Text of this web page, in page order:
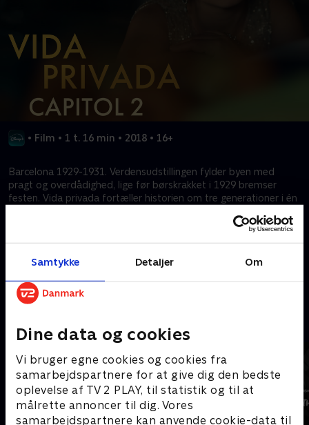
Samtykke Detaljer Om
Dine data og cookies
Vi bruger egne cookies og cookies fra
samarbejdspartnere for at give dig den bedste
oplevelse af TV 2 PLAY, til statistik og til at
målrette annoncer til dig. Vores
samarbejdspartnere kan anvende cookie-data til
• Film • 1 t. 16 min • 2018 • 16+
Barcelona 1929-1931. Verdensudstillingen fylder byen med
pragt og overdådighed, lige før børskrakket i 1929 bremser
festen. Vida privada fortæller historien om tre generationer i én
begyndelsen af det 20. århundrede – et levende og
Kræver tilkøb
Mere indhold fra Disney+